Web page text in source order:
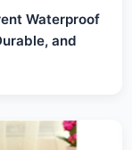
Waterproof
and